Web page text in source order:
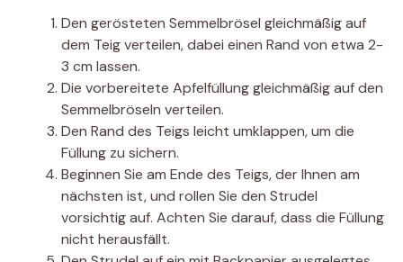
Den gerösteten Semmelbrösel gleichmäßig auf
dem Teig verteilen, dabei einen Rand von etwa 2-
3 cm lassen.
Die vorbereitete Apfelfüllung gleichmäßig auf den
Semmelbröseln verteilen.
Den Rand des Teigs leicht umklappen, um die
Füllung zu sichern.
Beginnen Sie am Ende des Teigs, der Ihnen am
nächsten ist, und rollen Sie den Strudel
vorsichtig auf. Achten Sie darauf, dass die Füllung
nicht herausfällt.